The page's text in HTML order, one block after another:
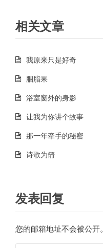
航
相关文章
我原来只是好奇
胭脂果
浴室窗外的身影
让我为你讲个故事
那一年牵手的秘密
诗歌为箭
发表回复
您的邮箱地址不会被公开。